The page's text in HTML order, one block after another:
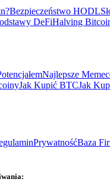
Bezpieczeństwo HODL
DeFiHalving
Najlepsze
Jak Kupić BTCJak
PrywatnośćBaza